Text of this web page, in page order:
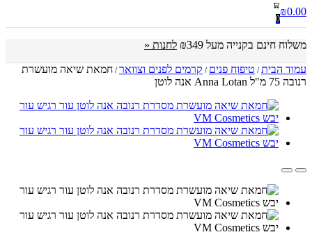
₪0.00
0
משלוח חינם בקנייה מעל ₪349 לחנות «
עמוד הבית/ טיפוח פנים / קרמים לפנים וצוואר/ חמאת שיאה מועשרת
רנובה 75 מ"ל Anna Lotan אנה לוטן